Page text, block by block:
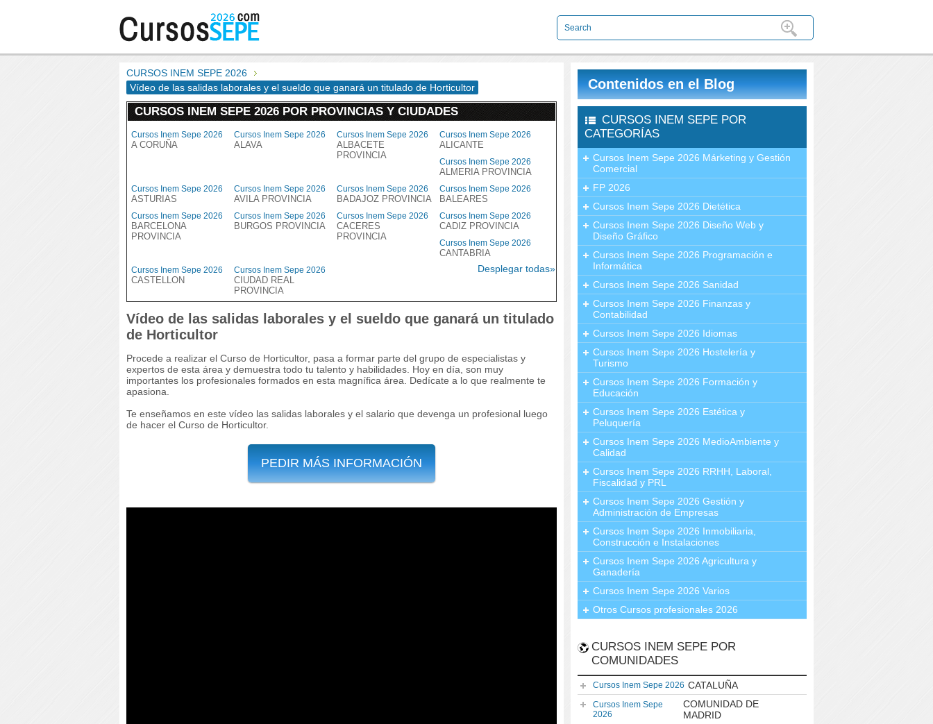
CURSOS INEM SEPE 2026
Vídeo de las salidas laborales y el sueldo que ganará un titulado de Horticultor
CURSOS INEM SEPE 2026 POR PROVINCIAS Y CIUDADES
Cursos Inem Sepe 2026
A CORUÑA
Cursos Inem Sepe 2026
ALAVA
Cursos Inem Sepe 2026
ALBACETE
PROVINCIA
Cursos Inem Sepe 2026
ALICANTE
Cursos Inem Sepe 2026
ALMERIA PROVINCIA
Cursos Inem Sepe 2026
ASTURIAS
Cursos Inem Sepe 2026
AVILA PROVINCIA
Cursos Inem Sepe 2026
BADAJOZ PROVINCIA
Cursos Inem Sepe 2026
BALEARES
Cursos Inem Sepe 2026
BARCELONA
PROVINCIA
Cursos Inem Sepe 2026
BURGOS PROVINCIA
Cursos Inem Sepe 2026
CACERES
PROVINCIA
Cursos Inem Sepe 2026
CADIZ PROVINCIA
Cursos Inem Sepe 2026
CANTABRIA
Cursos Inem Sepe 2026
CASTELLON
Cursos Inem Sepe 2026
CIUDAD REAL
PROVINCIA
Desplegar todas»
Vídeo de las salidas laborales y el sueldo que ganará un titulado
de Horticultor
Procede a realizar el Curso de Horticultor, pasa a formar parte del grupo de especialistas y
expertos de esta área y demuestra todo tu talento y habilidades. Hoy en día, son muy
importantes los profesionales formados en esta magnífica área. Dedícate a lo que realmente te
apasiona.
Te enseñamos en este vídeo las salidas laborales y el salario que devenga un profesional luego
de hacer el Curso de Horticultor.
PEDIR MÁS INFORMACIÓN
Contenidos en el Blog
CURSOS INEM SEPE POR
CATEGORÍAS
Cursos Inem Sepe 2026 Márketing y Gestión
Comercial
FP 2026
Cursos Inem Sepe 2026 Dietética
Cursos Inem Sepe 2026 Diseño Web y
Diseño Gráfico
Cursos Inem Sepe 2026 Programación e
Informática
Cursos Inem Sepe 2026 Sanidad
Cursos Inem Sepe 2026 Finanzas y
Contabilidad
Cursos Inem Sepe 2026 Idiomas
Cursos Inem Sepe 2026 Hostelería y
Turismo
Cursos Inem Sepe 2026 Formación y
Educación
Cursos Inem Sepe 2026 Estética y
Peluquería
Cursos Inem Sepe 2026 MedioAmbiente y
Calidad
Cursos Inem Sepe 2026 RRHH, Laboral,
Fiscalidad y PRL
Cursos Inem Sepe 2026 Gestión y
Administración de Empresas
Cursos Inem Sepe 2026 Inmobiliaria,
Construcción e Instalaciones
Cursos Inem Sepe 2026 Agricultura y
Ganadería
Cursos Inem Sepe 2026 Varios
Otros Cursos profesionales 2026
CURSOS INEM SEPE POR
COMUNIDADES
Cursos Inem Sepe 2026 CATALUÑA
Cursos Inem Sepe
2026
COMUNIDAD DE
MADRID